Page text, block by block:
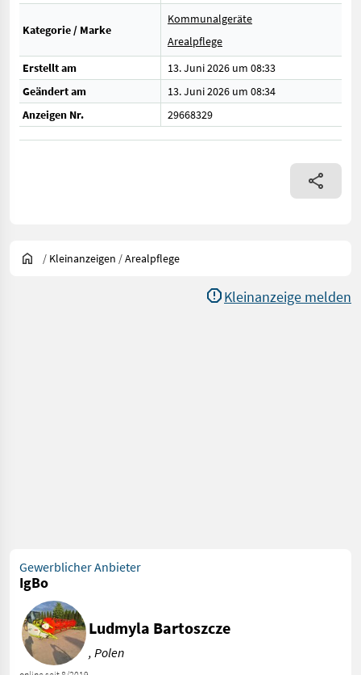
Kategorie / Marke
Kommunalgeräte
Arealpflege
Erstellt am
13. Juni 2026 um 08:33
Geändert am
13. Juni 2026 um 08:34
Anzeigen Nr.
29668329
/ Kleinanzeigen /Arealpflege
Kleinanzeige melden
Gewerblicher Anbieter
IgBo
Ludmyla Bartoszcze
, Polen